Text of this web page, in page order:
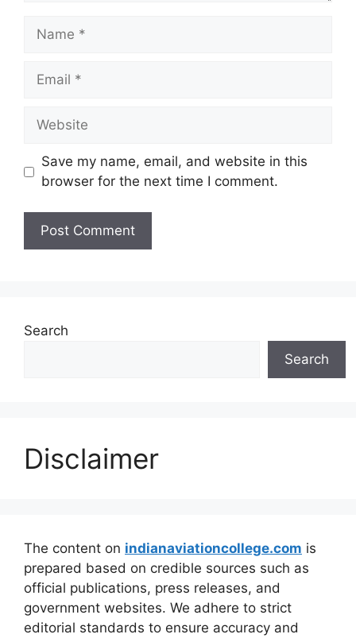
Name
Email
Website
Save my name, email, and website in this
browser for the next time I comment.
Search
Search
Disclaimer
The content on indianaviationcollege.com is
prepared based on credible sources such as
official publications, press releases, and
government websites. We adhere to strict
editorial standards to ensure accuracy and